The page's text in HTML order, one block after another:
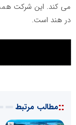
در هند است.
::مطالب مرتبط